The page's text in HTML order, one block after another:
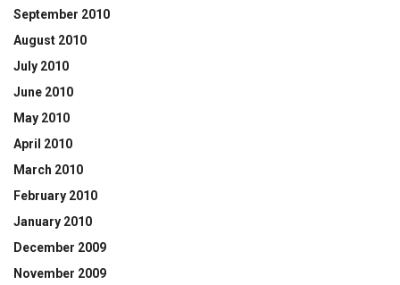
September 2010
August 2010
July 2010
June 2010
May 2010
April 2010
March 2010
February 2010
January 2010
December 2009
November 2009